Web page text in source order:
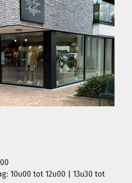
10u00 tot 12u00 | 13u30 tot